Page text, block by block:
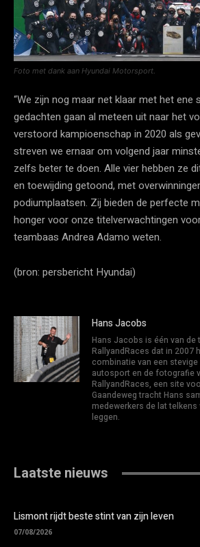
Foto met dank aan Hyundai Motorsport.
“We zijn nog maar net klaar met het ene
gedachten gaan al meteen uit naar het
verstoord kampioenschap in 2020 als
streven we ernaar om volgend jaar
zelfs beter te doen. Alle vier hebben ze
en toewijding getoond, met
podiumplaatsen. Zij bieden de perfecte
honger voor onze titelverwachtingen
teambaas Andrea Adamo weten.
(bron: persbericht Hyundai)
Hans Jacobs
Hans Jacobs is één van de
RallyandRaces dat in 2007
combinatie van een
autosport en de fotografie
RallyandRaces, een site
Gaandeweg tracht Hans
medewerkers de lat
leggen.
Laatste nieuws
Lismont rijdt beste stint van zijn leven
07/08/2026